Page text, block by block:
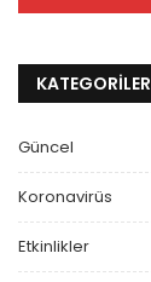
KATEGORİLER
Güncel
Koronavirüs
Etkinlikler